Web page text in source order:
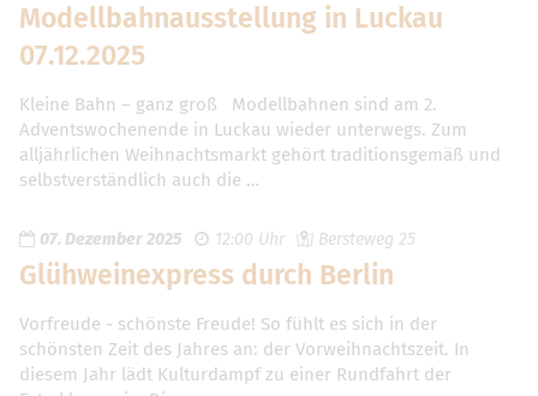
Modellbahnausstellung in Luckau
07.12.2025
Kleine Bahn – ganz groß Modellbahnen sind am 2.
Adventswochenende in Luckau wieder unterwegs. Zum
alljährlichen Weihnachtsmarkt gehört traditionsgemäß und
selbstverständlich auch die …
07. Dezember 2025 12:00 Uhr Bersteweg 25
Glühweinexpress durch Berlin
Vorfreude - schönste Freude! So fühlt es sich in der
schönsten Zeit des Jahres an: der Vorweihnachtszeit. In
diesem Jahr lädt Kulturdampf zu einer Rundfahrt der